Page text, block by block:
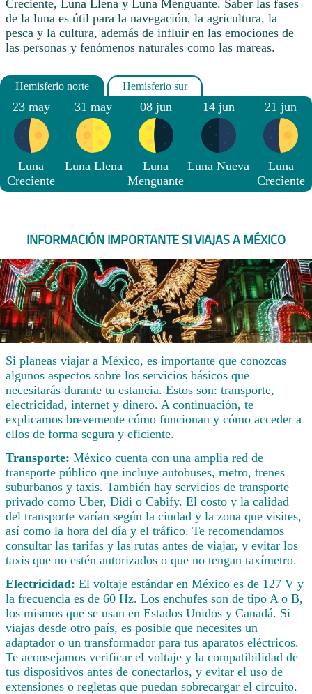
Creciente, Luna Llena y Luna Menguante. Saber las fases
de la luna es útil para la navegación, la agricultura, la
pesca y la cultura, además de influir en las emociones de
las personas y fenómenos naturales como las mareas.
23 may
Luna
Creciente
31 may
Luna Llena
08 jun
Luna
Menguante
14 jun
Luna Nueva
21 jun
Luna
Creciente
INFORMACIÓN IMPORTANTE SI VIAJAS A MÉXICO
Si planeas viajar a México, es importante que conozcas
algunos aspectos sobre los servicios básicos que
necesitarás durante tu estancia. Estos son: transporte,
electricidad, internet y dinero. A continuación, te
explicamos brevemente cómo funcionan y cómo acceder a
ellos de forma segura y eficiente.
Transporte: México cuenta con una amplia red de
transporte público que incluye autobuses, metro, trenes
suburbanos y taxis. También hay servicios de transporte
privado como Uber, Didi o Cabify. El costo y la calidad
del transporte varían según la ciudad y la zona que visites,
así como la hora del día y el tráfico. Te recomendamos
consultar las tarifas y las rutas antes de viajar, y evitar los
taxis que no estén autorizados o que no tengan taxímetro.
Electricidad: El voltaje estándar en México es de 127 V y
la frecuencia es de 60 Hz. Los enchufes son de tipo A o B,
los mismos que se usan en Estados Unidos y Canadá. Si
viajas desde otro país, es posible que necesites un
adaptador o un transformador para tus aparatos eléctricos.
Te aconsejamos verificar el voltaje y la compatibilidad de
tus dispositivos antes de conectarlos, y evitar el uso de
extensiones o regletas que puedan sobrecargar el circuito.